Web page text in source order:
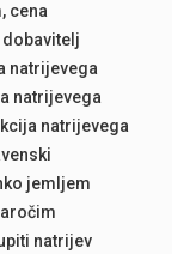
, cena
dobavitelj
natrijevega
natrijevega
natrijevega
jemljem
natrijev